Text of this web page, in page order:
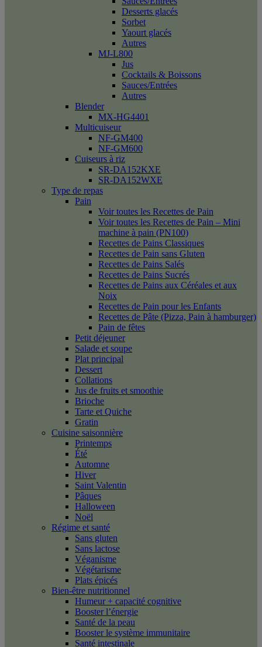
Desserts glacés
Sorbet
Yaourt glacés
Autres
MJ-L800
Jus
Cocktails & Boissons
Sauces/Entrées
Autres
Blender
MX-HG4401
Multicuiseur
NF-GM400
NF-GM600
Cuiseurs à riz
SR-DA152KXE
SR-DA152WXE
Type de repas
Pain
Voir toutes les Recettes de Pain
Voir toutes les Recettes de Pain – Mini
machine à pain (PN100)
Recettes de Pains Classiques
Recettes de Pain sans Gluten
Recettes de Pains Salés
Recettes de Pains Sucrés
Recettes de Pains aux Céréales et aux
Noix
Recettes de Pain pour les Enfants
Recettes de Pâte (Pizza, Pain à hamburger)
Pain de fêtes
Petit déjeuner
Salade et soupe
Plat principal
Dessert
Collations
Jus de fruits et smoothie
Brioche
Tarte et Quiche
Gratin
Cuisine saisonnière
Printemps
Été
Automne
Hiver
Saint Valentin
Pâques
Halloween
Noël
Régime et santé
Sans gluten
Sans lactose
Véganisme
Végétarisme
Plats épicés
Bien-être nutritionnel
Humeur + capacité cognitive
Booster l’énergie
Santé de la peau
Booster le système immunitaire
Santé intestinale